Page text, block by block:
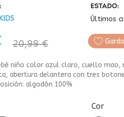
ESTADO:
Últimos
20,99 €
niño color azul claro, cuello mao,
abertura delantera con tres
algodón 100%
Cor